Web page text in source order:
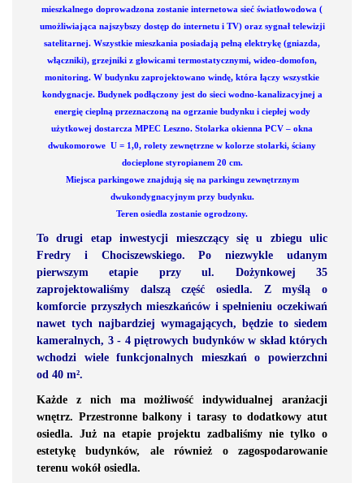
mieszkalnego doprowadzona zostanie internetowa sieć światłowodowa (
umożliwiająca najszybszy dostęp do internetu i TV) oraz sygnał telewizji
satelitarnej. Wszystkie mieszkania posiadają pełną elektrykę (gniazda,
włączniki), grzejniki z głowicami termostatycznymi, wideo-domofon,
monitoring. W budynku zaprojektowano windę, która łączy wszystkie
kondygnacje. Budynek podłączony jest do sieci wodno-kanalizacyjnej a
energię cieplną przeznaczoną na ogrzanie budynku i ciepłej wody
użytkowej dostarcza MPEC Leszno. Stolarka okienna PCV – okna
dwukomorowe U = 1,0, rolety zewnętrzne w kolorze stolarki, ściany
docieplone styropianem 20 cm.
Miejsca parkingowe znajdują się na parkingu zewnętrznym
dwukondygnacyjnym przy budynku.
Teren osiedla zostanie ogrodzony.
To drugi etap inwestycji mieszczący się u zbiegu ulic
Fredry i Chociszewskiego. Po niezwykle udanym
pierwszym etapie przy ul. Dożynkowej 35
zaprojektowaliśmy dalszą część osiedla. Z myślą o
komforcie przyszłych mieszkańców i spełnieniu oczekiwań
nawet tych najbardziej wymagających, będzie to siedem
kameralnych, 3 - 4 piętrowych budynków w skład których
wchodzi wiele funkcjonalnych mieszkań o powierzchni
od 40 m².
Każde z nich ma możliwość indywidualnej aranżacji
wnętrz. Przestronne balkony i tarasy to dodatkowy atut
osiedla. Już na etapie projektu zadbaliśmy nie tylko o
estetykę budynków, ale również o zagospodarowanie
terenu wokół osiedla.